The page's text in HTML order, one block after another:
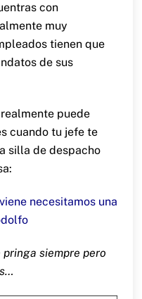
con
muy
tienen que
de sus
puede
cuando tu jefe te
silla de despacho
necesitamos una
siempre pero